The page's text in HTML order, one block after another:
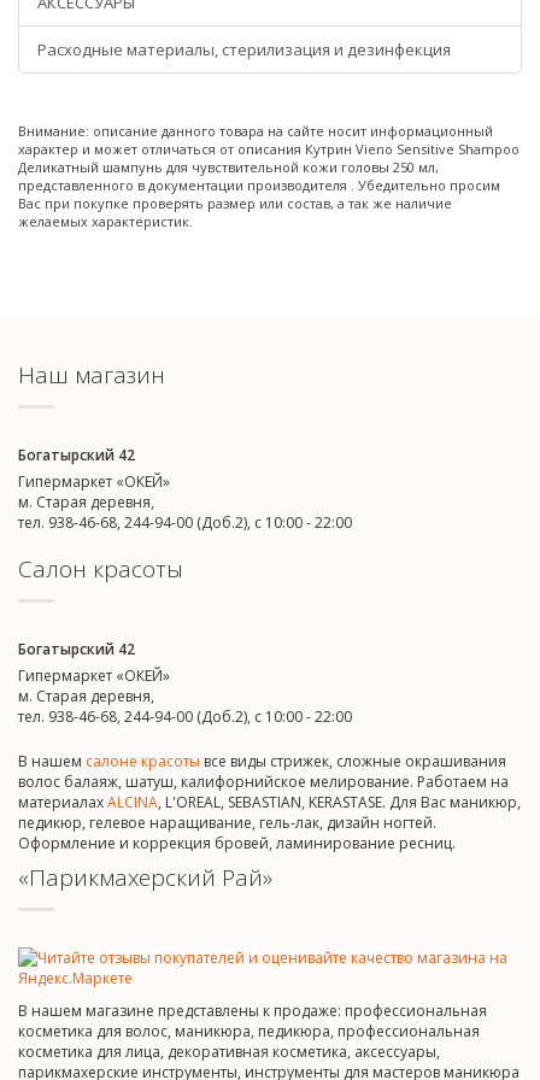
Расходные материалы, стерилизация и дезинфекция
Внимание: описание данного товара на сайте носит информационный
характер и может отличаться от описания Кутрин Vieno Sensitive Shampoo
Деликатный шампунь для чувствительной кожи головы 250 мл,
представленного в документации производителя . Убедительно просим
Вас при покупке проверять размер или состав, а так же наличие
желаемых характеристик.
Наш магазин
Богатырский 42
Гипермаркет «ОКЕЙ»
м. Старая деревня,
тел. 938-46-68, 244-94-00 (Доб.2), c 10:00 - 22:00
Салон красоты
Богатырский 42
Гипермаркет «ОКЕЙ»
м. Старая деревня,
тел. 938-46-68, 244-94-00 (Доб.2), c 10:00 - 22:00
В нашем салоне красоты все виды стрижек, сложные окрашивания
волос балаяж, шатуш, калифорнийское мелирование. Работаем на
материалахALCINA, L'OREAL, SEBASTIAN, KERASTASE. Для Вас маникюр,
педикюр, гелевое наращивание, гель-лак, дизайн ногтей.
Оформление и коррекция бровей, ламинирование ресниц.
«Парикмахерский Рай»
В нашем магазине представлены к продаже: профессиональная
косметика для волос, маникюра, педикюра, профессиональная
косметика для лица, декоративная косметика, аксессуары,
парикмахерские инструменты, инструменты для мастеров маникюра